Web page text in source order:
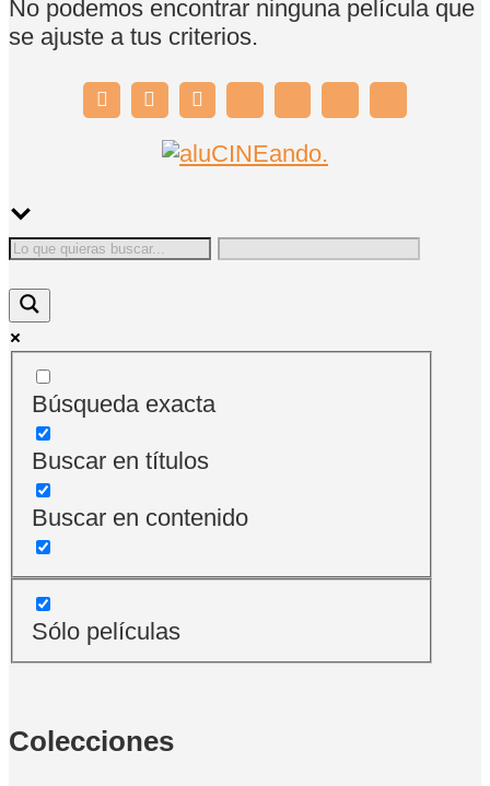
No podemos encontrar ninguna película que
se ajuste a tus criterios.
Búsqueda exacta
Buscar en títulos
Buscar en contenido
Sólo películas
Colecciones